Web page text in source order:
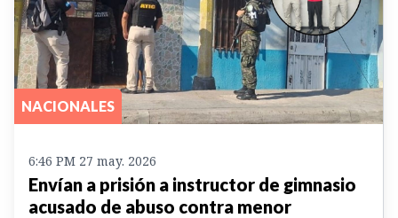
NACIONALES
6:46 PM 27 may. 2026
Envían a prisión a instructor de gimnasio
acusado de abuso contra menor